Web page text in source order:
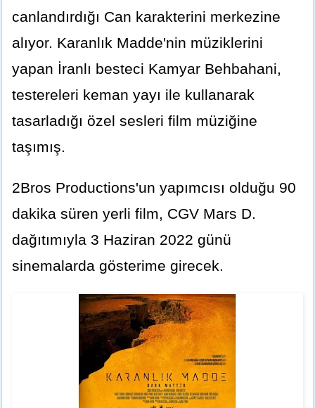
canlandırdığı Can karakterini merkezine
alıyor. Karanlık Madde'nin müziklerini
yapan İranlı besteci Kamyar Behbahani,
testereleri keman yayı ile kullanarak
tasarladığı özel sesleri film müziğine
taşımış.
2Bros Productions'un yapımcısı olduğu 90
dakika süren yerli film, CGV Mars D.
dağıtımıyla 3 Haziran 2022 günü
sinemalarda gösterime girecek.